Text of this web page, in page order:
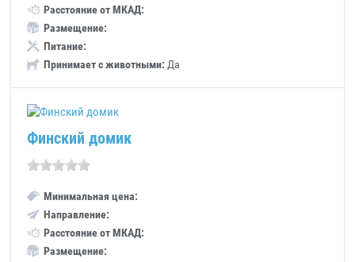
Расстояние от МКАД:
Размещение:
Питание:
Принимает с животными: Да
Финский домик
Минимальная цена:
Направление:
Расстояние от МКАД:
Размещение: